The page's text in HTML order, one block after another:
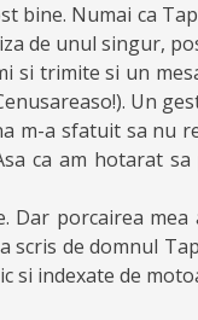
bine. Numai ca
de unul singur,
si trimite si un
Un
m-a sfatuit sa nu
ca am hotarat
Dar porcairea
scris de domnul
si indexate de